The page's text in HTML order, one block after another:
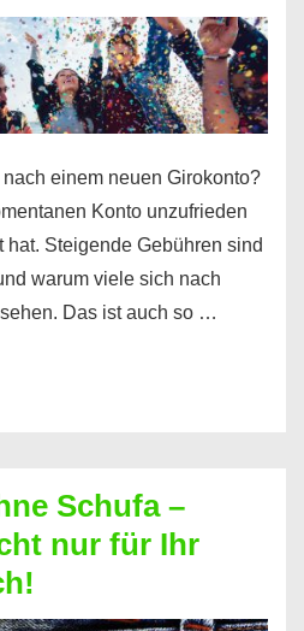
einem neuen Girokonto?
Konto unzufrieden
Steigende Gebühren sind
warum viele sich nach
Das ist auch so …
Schufa –
nur für Ihr